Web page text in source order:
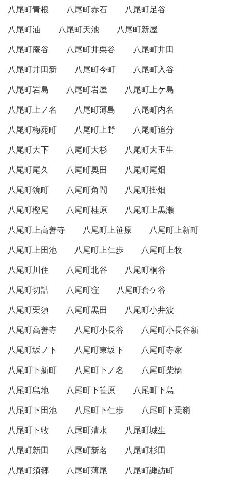
八尾町青根 八尾町赤石
八尾町足谷
八尾町油
八尾町天池
八尾町新屋
八尾町庵谷
八尾町井栗谷
八尾町井田
八尾町井田新
八尾町今町
八尾町入谷
八尾町岩島
八尾町岩屋
八尾町上ケ島
八尾町上ノ名
八尾町薄島
八尾町内名
八尾町梅苑町
八尾町上野
八尾町追分
八尾町大下
八尾町大杉
八尾町大玉生
八尾町尾久
八尾町奥田
八尾町尾畑
八尾町鏡町
八尾町角間
八尾町掛畑
八尾町樫尾
八尾町桂原
八尾町上黒瀬
八尾町上高善寺
八尾町上笹原
八尾町上新町
八尾町上田池
八尾町上仁歩
八尾町上牧
八尾町川住
八尾町北谷
八尾町桐谷
八尾町切詰
八尾町窪
八尾町倉ケ谷
八尾町栗須
八尾町黒田
八尾町小井波
八尾町高善寺
八尾町小長谷
八尾町小長谷新
八尾町坂ノ下
八尾町東坂下
八尾町寺家
八尾町下新町
八尾町下ノ名
八尾町柴橋
八尾町島地
八尾町下笹原
八尾町下島
八尾町下田池
八尾町下仁歩
八尾町下乗嶺
八尾町下牧
八尾町清水
八尾町城生
八尾町新田
八尾町新名
八尾町杉田
八尾町須郷
八尾町薄尾
八尾町諏訪町